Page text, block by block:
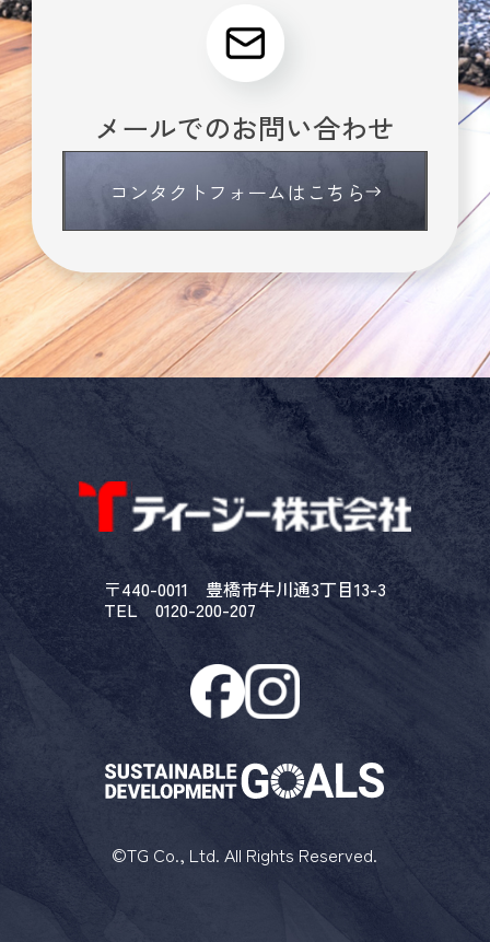
メールでのお問い合わせ
コンタクトフォームはこちら
〒440-0011 豊橋市牛川通3丁目13-3
TEL 0120-200-207
©TG Co., Ltd. All Rights Reserved.